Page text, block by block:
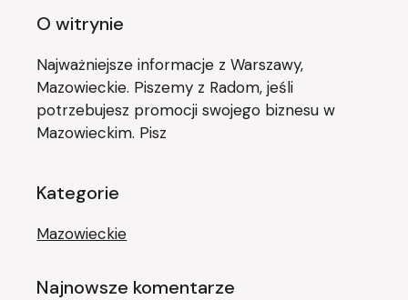
O witrynie
Najważniejsze informacje z Warszawy,
Mazowieckie. Piszemy z Radom, jeśli
potrzebujesz promocji swojego biznesu w
Mazowieckim. Pisz
Kategorie
Mazowieckie
Najnowsze komentarze